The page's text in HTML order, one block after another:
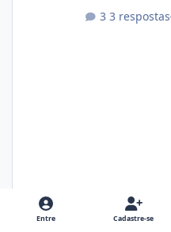
3 respostas
Entre Cadastre-se